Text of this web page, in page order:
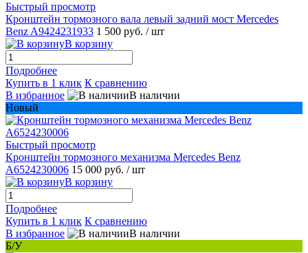
Быстрый просмотр
Кронштейн тормозного вала левый задний мост Mercedes
Benz A9424231933 1 500 руб. / шт
В корзину
Подробнее
Купить в 1 клик К сравнению
В избранное
В наличии
Новый
Быстрый просмотр
Кронштейн тормозного механизма Mercedes Benz
A6524230006 15 000 руб. / шт
В корзину
Подробнее
Купить в 1 клик К сравнению
В избранное
В наличии
Б/У